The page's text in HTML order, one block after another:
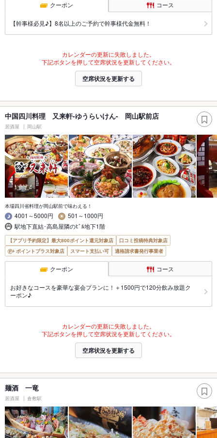
クーポン コース
【幹事様必見♪】8名以上のご予約で幹事様代金無料！
カレンダーの更新に失敗しました。
下記ボタンを押して空席状況を更新してください。
空席状況を更新する
中国四川料理 又来軒-ゆうらいけん- 岡山駅前店
居酒屋 岡山駅
本場四川省料理が岡山駅前で味わえる！
4001～5000円
501～1000円
駅地下直結･高島屋隣のﾋﾞﾙ地下1階
【アプリ予約限定】最大800ポイント還元対象店
口コミ投稿特典対象店
ポイントプラス対象店
スマート支払い可 適格請求書発行事業者
クーポン コース
お好きなコースを豪華な宴会プランに！＋1500円で120分飲み放題ク
ーポン♪
カレンダーの更新に失敗しました。
下記ボタンを押して空席状況を更新してください。
空席状況を更新する
麺酒 一竜
居酒屋 倉敷駅